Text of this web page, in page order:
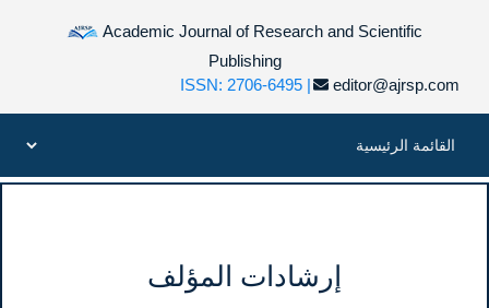
Academic Journal of Research and Scientific
Publishing
editor@ajrsp.com
ISSN: 2706-6495 |
إرشادات المؤلف